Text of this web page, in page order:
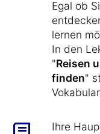
Egal ob
lernen
In den
"Reisen
finden"
Ihre